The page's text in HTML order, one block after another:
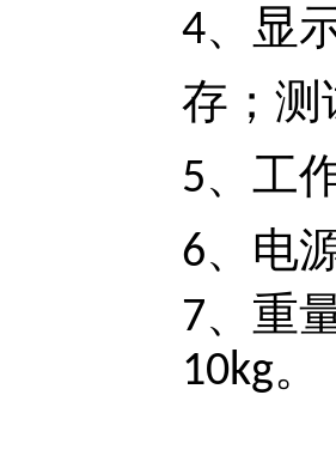
4、显
存；测
5、工
6、电
7、重
10kg。